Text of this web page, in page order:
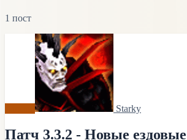
1 пост
Starky
Патч 3.3.2 - Новые